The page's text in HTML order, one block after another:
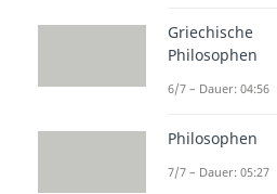
Griechische
Philosophen
6/7 – Dauer: 04:56
Philosophen
7/7 – Dauer: 05:27